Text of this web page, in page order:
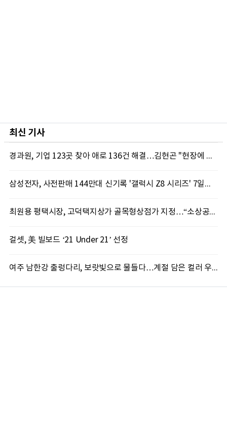
최신 기사
경과원, 기업 123곳 찾아 애로 136건 해결…김현곤 "현장에 답 있다"
삼성전자, 사전판매 144만대 신기록 '갤럭시 Z8 시리즈' 7일부터 국내 출시
최원용 평택시장, 고덕택지상가 골목형상점가 지정…“소상공인 살리는 상권 활성화 속도”
걸셋, 美 빌보드 ‘21 Under 21’ 선정
여주 남한강 출렁다리, 보랏빛으로 물들다…계절 담은 컬러 우산 '인기'